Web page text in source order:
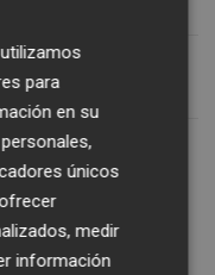
para
en su
únicos
medir
información